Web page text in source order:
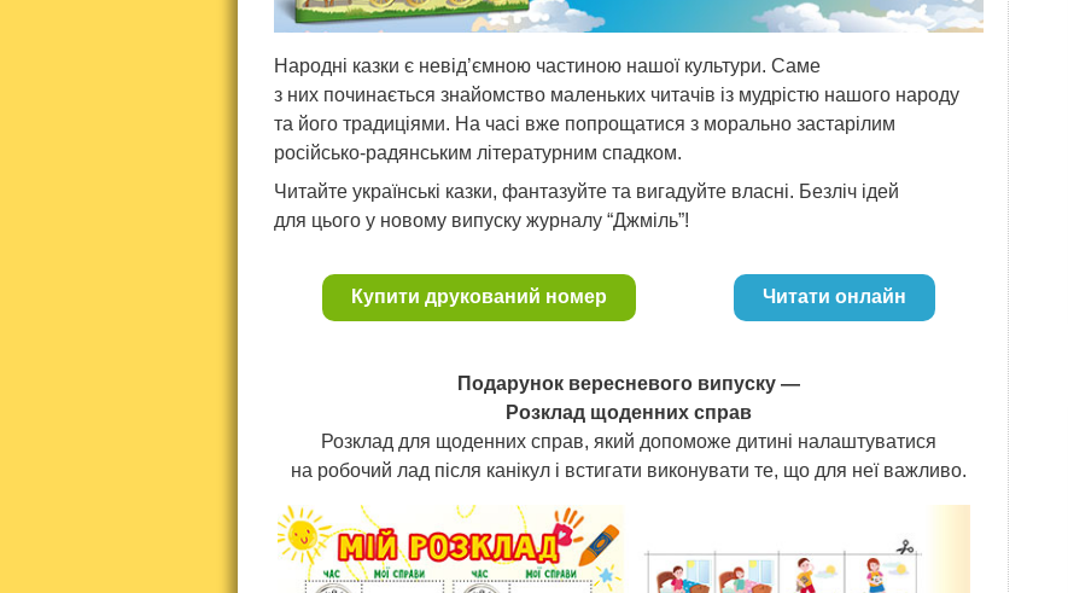
Народні казки є невід’ємною частиною нашої культури. Саме
з них починається знайомство маленьких читачів із мудрістю нашого народу
та його традиціями. На часі вже попрощатися з морально застарілим
російсько-радянським літературним спадком.
Читайте українські казки, фантазуйте та вигадуйте власні. Безліч ідей
для цього у новому випуску журналу “Джміль”!
Купити друкований номер Читати онлайн
Подарунок вересневого випуску —
Розклад щоденних справ
Розклад для щоденних справ, який допоможе дитині налаштуватися
на робочий лад після канікул і встигати виконувати те, що для неї важливо.